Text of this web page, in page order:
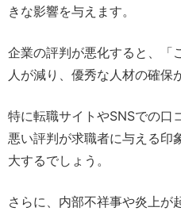
きな影響を与えます。
企業の評判が悪化すると、「
人が減り、優秀な人材の確保
特に転職サイトやSNSでの口
悪い評判が求職者に与える印
大するでしょう。
さらに、内部不祥事や炎上が